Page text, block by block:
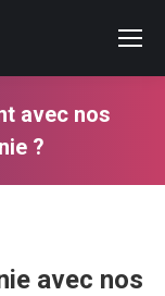
avec nos
?
avec nos